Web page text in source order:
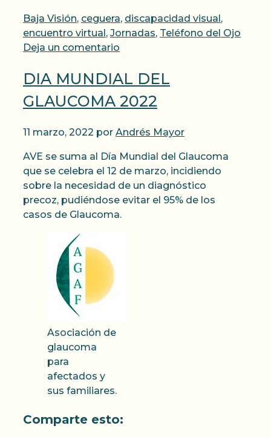
Categorías
Baja Visión, ceguera, discapacidad visual ,
encuentro virtual , Jornadas, Teléfono del Ojo
Deja un comentario
DIA MUNDIAL DEL
GLAUCOMA 2022
11 marzo, 2022 por Andrés Mayor
AVE se suma al Día Mundial del Glaucoma
que se celebra el 12 de marzo, incidiendo
sobre la necesidad de un diagnóstico
precoz, pudiéndose evitar el 95% de los
casos de Glaucoma.
Asociación de
glaucoma
para
afectados y
sus familiares.
Comparte esto: